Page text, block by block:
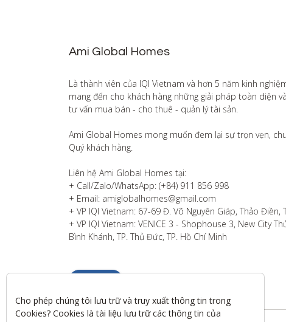
Ami Global Homes
Là thành viên của IQI Vietnam và hơn 5 năm kinh
mang đến cho khách hàng những giải pháp toàn diện
tư vấn mua bán - cho thuê - quản lý tài sản.
Ami Global Homes mong muốn đem lại sự trọn vẹn,
Quý khách hàng.
Liên hệ Ami Global Homes tại:
+ Call/Zalo/WhatsApp: (+84) 911 856 998
+ Email: amiglobalhomes@gmail.com
+ VP IQI Vietnam: 67-69 Đ. Võ Nguyên Giáp, Thảo Điền,
+ VP IQI Vietnam: VENICE 3 - Shophouse 3, New City
Bình Khánh, TP. Thủ Đức, TP. Hồ Chí Minh
Cho phép chúng tôi lưu trữ và truy xuất thông tin trong
Cookies? Cookies là tài liệu lưu trữ các thông tin của